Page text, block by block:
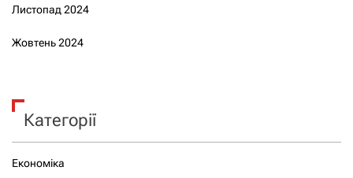
Листопад 2024
Жовтень 2024
Категорії
Економіка